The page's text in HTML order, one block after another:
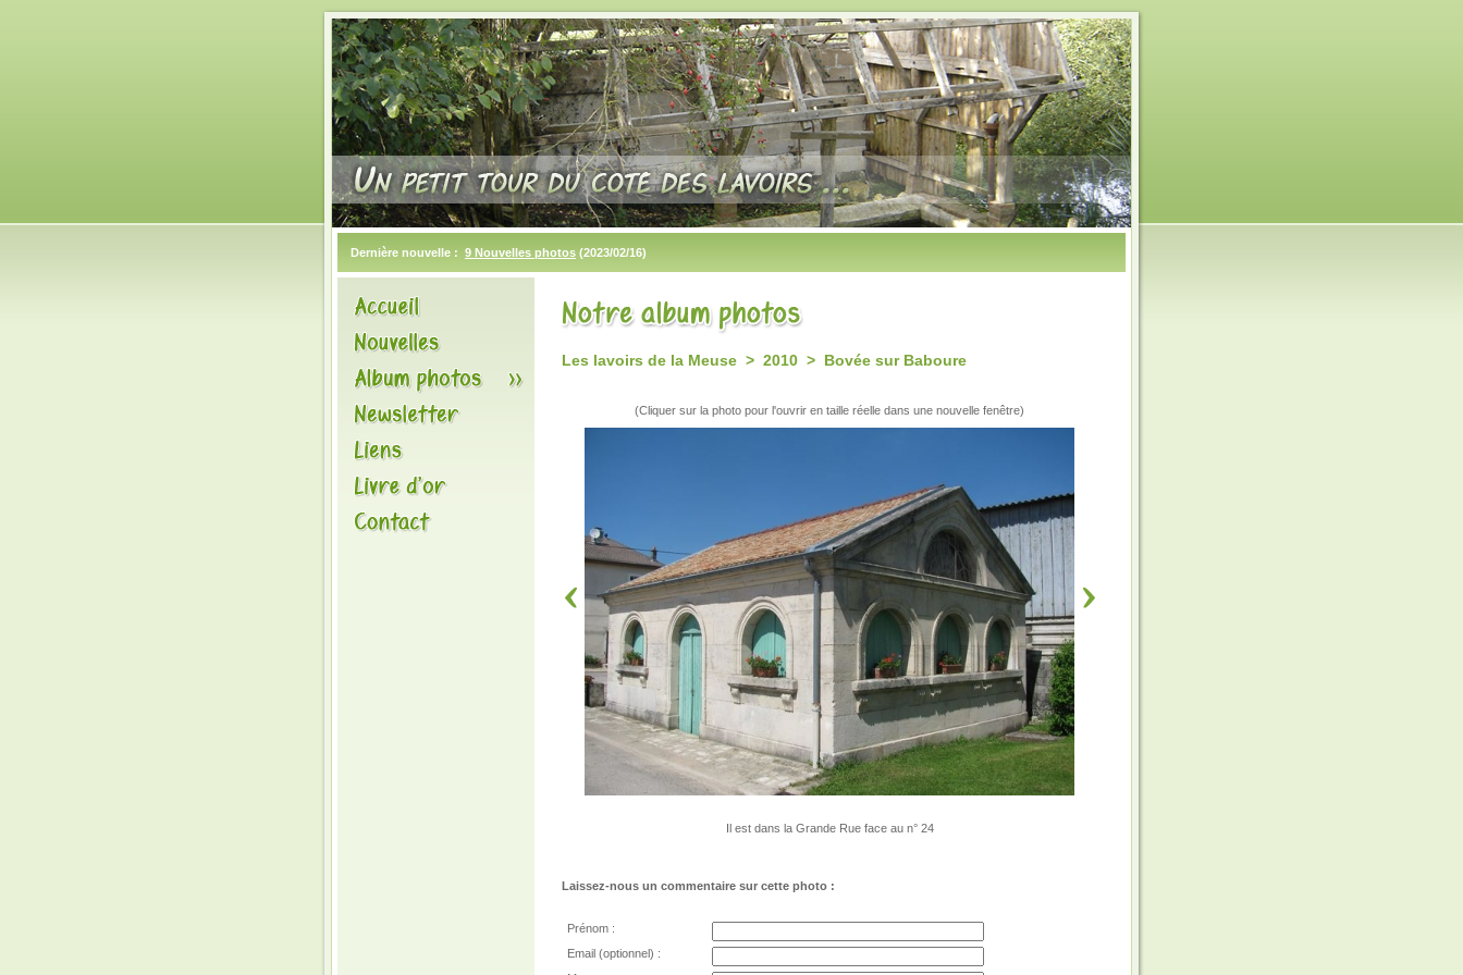
Dernière nouvelle : 9 Nouvelles photos (2023/02/16)
Les lavoirs de la Meuse > 2010 > Bovée sur Baboure
(Cliquer sur la photo pour l'ouvrir en taille réelle dans une nouvelle fenêtre)
Il est dans la Grande Rue face au n° 24
Laissez-nous un commentaire sur cette photo :
Prénom :
Email (optionnel) :